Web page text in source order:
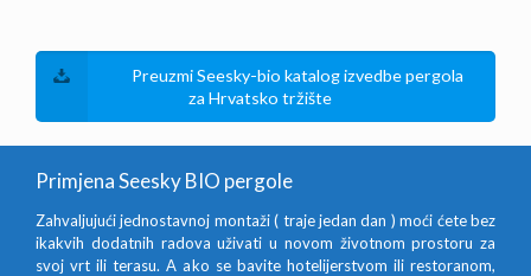
Preuzmi Seesky-bio katalog izvedbe pergola
za Hrvatsko tržište
Primjena Seesky BIO pergole
Zahvaljujući jednostavnoj montaži ( traje jedan dan ) moći ćete bez
ikakvih dodatnih radova uživati u novom životnom prostoru za
svoj vrt ili terasu. A ako se bavite hotelijerstvom ili restoranom,